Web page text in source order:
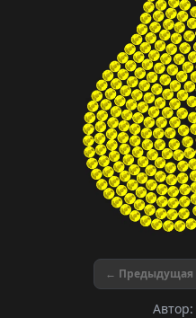
← Предыдущая
Автор: